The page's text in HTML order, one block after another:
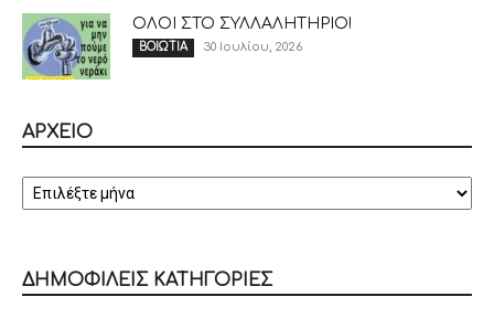
ΟΛΟΙ ΣΤΟ ΣΥΛΛΑΛΗΤΗΡΙΟ!
ΒΟΙΩΤΙΑ 30 Ιουλίου, 2026
ΑΡΧΕΙΟ
ΔΗΜΟΦΙΛΕΙΣ ΚΑΤΗΓΟΡΙΕΣ